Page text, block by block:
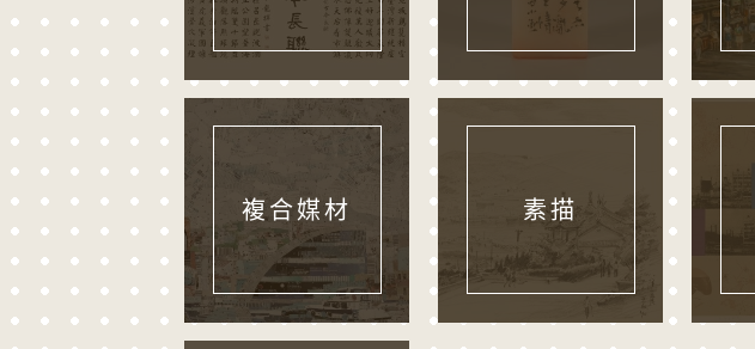
複合媒材 素描